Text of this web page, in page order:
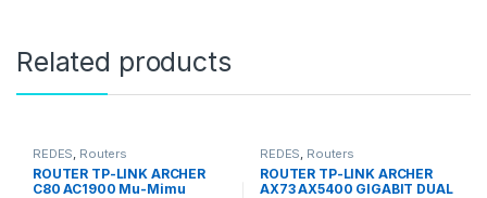
Related products
REDES, Routers
ROUTER TP-LINK ARCHER
C80 AC1900 Mu-Mimu
REDES, Routers
ROUTER TP-LINK ARCHER
AX73 AX5400 GIGABIT DUAL